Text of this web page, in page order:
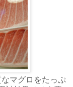
マグロをたっぷ